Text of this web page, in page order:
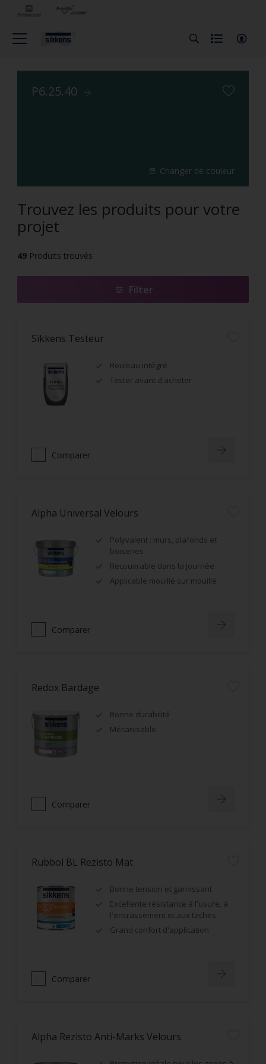
P6.25.40
Changer de couleur
Trouvez les produits pour votre
projet
49 Produits trouvés
Filter
Sikkens Testeur
Rouleau intégré
Tester avant d'acheter
Comparer
Alpha Universal Velours
Polyvalent : murs, plafonds et
boiseries
Recouvrable dans la journée
Applicable mouillé sur mouillé
Comparer
Redox Bardage
Bonne durabilité
Mécanisable
Comparer
Rubbol BL Rezisto Mat
Bonne tension et garnissant
Excellente résistance à l'usure, à
l'encrassement et aux taches
Grand confort d'application
Comparer
Alpha Rezisto Anti-Marks Velours